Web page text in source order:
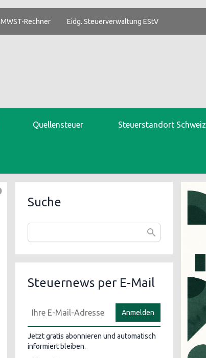
MWST-Rechner Eidg. Steuerverwaltung EStV
Quellensteuer Steuerstandort Schweiz
Suche
Steuernews per E-Mail
Anmelden
Jetzt gratis abonnieren und automatisch
informiert bleiben.